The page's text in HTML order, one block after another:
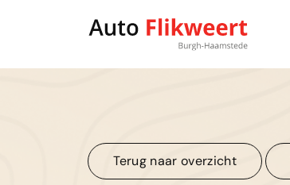
Terug naar overzicht